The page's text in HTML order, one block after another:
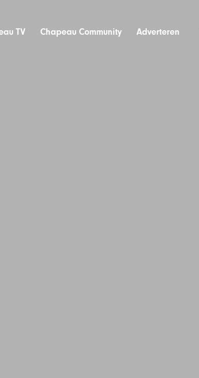
TV Chapeau Community Adverteren